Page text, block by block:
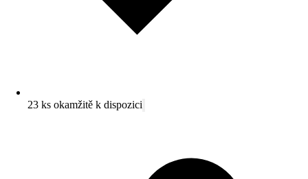
23 ks okamžitě k dispozici